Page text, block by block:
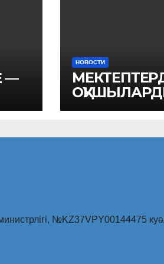
—
НОВОСТИ
ТӨМЕНДЕТУ
№KZ37VPY00144475